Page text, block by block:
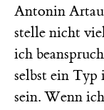
Antonin
stelle nicht
ich
selbst ein Typ
sein. Wenn